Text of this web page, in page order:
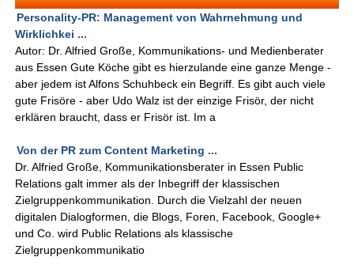
Personality-PR: Management von Wahrnehmung und
Wirklichkei ...
Autor: Dr. Alfried Große, Kommunikations- und Medienberater
aus Essen Gute Köche gibt es hierzulande eine ganze Menge -
aber jedem ist Alfons Schuhbeck ein Begriff. Es gibt auch viele
gute Frisöre - aber Udo Walz ist der einzige Frisör, der nicht
erklären braucht, dass er Frisör ist. Im a
Von der PR zum Content Marketing ...
Dr. Alfried Große, Kommunikationsberater in Essen Public
Relations galt immer als der Inbegriff der klassischen
Zielgruppenkommunikation. Durch die Vielzahl der neuen
digitalen Dialogformen, die Blogs, Foren, Facebook, Google+
und Co. wird Public Relations als klassische
Zielgruppenkommunikatio